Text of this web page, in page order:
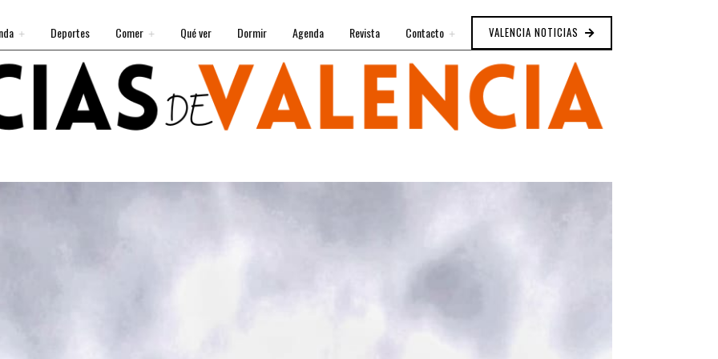
Deportes Comer Qué ver Dormir Agenda Revista Contacto VALENCIA NOTICIAS